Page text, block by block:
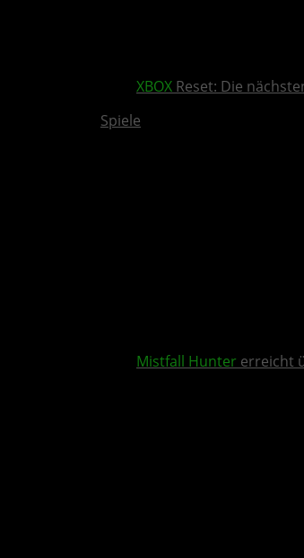
XBOX Reset: Die
Spiele
Mistfall Hunter erreicht